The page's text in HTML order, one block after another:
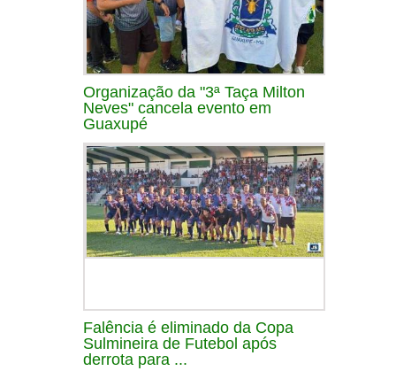
Organização da "3ª Taça Milton
Neves" cancela evento em
Guaxupé
Falência é eliminado da Copa
Sulmineira de Futebol após
derrota para ...